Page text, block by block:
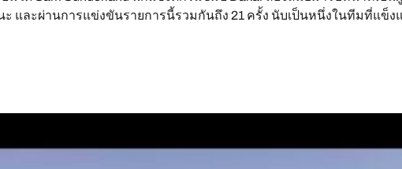
ะ และผ่านการแข่งขันรายการนี้รวมกันถึง 21 ครั้ง นับเป็นหนึ่งในทีมที่แข็